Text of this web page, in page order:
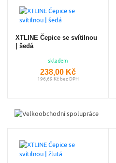
XTLINE Čepice se svítilnou
| šedá
skladem
238,00 Kč
196,69 Kč bez DPH